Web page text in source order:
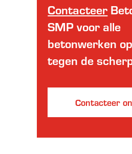
Contacteer
SMP voor alle
betonwerken
tegen de
Contacteer